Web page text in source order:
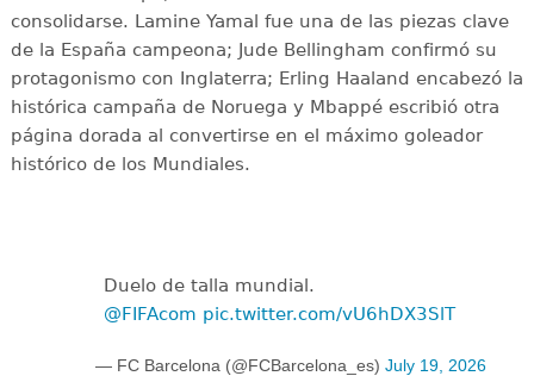
consolidarse. Lamine Yamal fue una de las piezas clave
de la España campeona; Jude Bellingham confirmó su
protagonismo con Inglaterra; Erling Haaland encabezó la
histórica campaña de Noruega y Mbappé escribió otra
página dorada al convertirse en el máximo goleador
histórico de los Mundiales.
Duelo de talla mundial.
@FIFAcom pic.twitter.com/vU6hDX3SlT
— FC Barcelona (@FCBarcelona_es) July 19, 2026